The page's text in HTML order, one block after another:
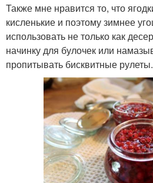
Также мне нравится то, что
кисленькие и поэтому зимнее
использовать не только как
начинку для булочек или
пропитывать бисквитные рулеты.